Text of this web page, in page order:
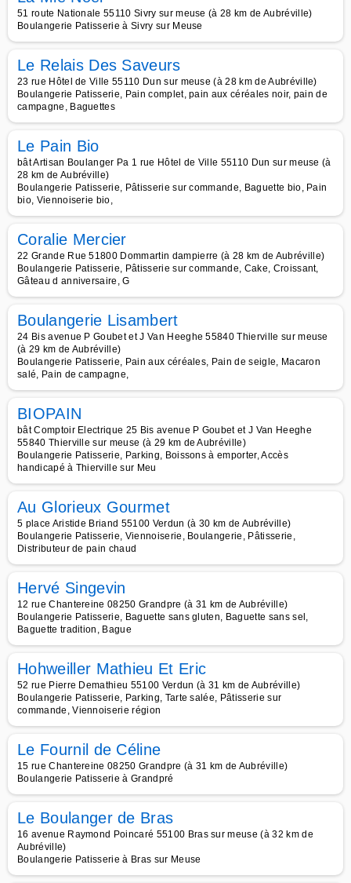
51 route Nationale 55110 Sivry sur meuse (à 28 km de Aubréville)
Boulangerie Patisserie à Sivry sur Meuse
Le Relais Des Saveurs
23 rue Hôtel de Ville 55110 Dun sur meuse (à 28 km de Aubréville)
Boulangerie Patisserie, Pain complet, pain aux céréales noir, pain de
campagne, Baguettes
Le Pain Bio
bât Artisan Boulanger Pa 1 rue Hôtel de Ville 55110 Dun sur meuse (à
28 km de Aubréville)
Boulangerie Patisserie, Pâtisserie sur commande, Baguette bio, Pain
bio, Viennoiserie bio,
Coralie Mercier
22 Grande Rue 51800 Dommartin dampierre (à 28 km de Aubréville)
Boulangerie Patisserie, Pâtisserie sur commande, Cake, Croissant,
Gâteau d anniversaire, G
Boulangerie Lisambert
24 Bis avenue P Goubet et J Van Heeghe 55840 Thierville sur meuse
(à 29 km de Aubréville)
Boulangerie Patisserie, Pain aux céréales, Pain de seigle, Macaron
salé, Pain de campagne,
BIOPAIN
bât Comptoir Electrique 25 Bis avenue P Goubet et J Van Heeghe
55840 Thierville sur meuse (à 29 km de Aubréville)
Boulangerie Patisserie, Parking, Boissons à emporter, Accès
handicapé à Thierville sur Meu
Au Glorieux Gourmet
5 place Aristide Briand 55100 Verdun (à 30 km de Aubréville)
Boulangerie Patisserie, Viennoiserie, Boulangerie, Pâtisserie,
Distributeur de pain chaud
Hervé Singevin
12 rue Chantereine 08250 Grandpre (à 31 km de Aubréville)
Boulangerie Patisserie, Baguette sans gluten, Baguette sans sel,
Baguette tradition, Bague
Hohweiller Mathieu Et Eric
52 rue Pierre Demathieu 55100 Verdun (à 31 km de Aubréville)
Boulangerie Patisserie, Parking, Tarte salée, Pâtisserie sur
commande, Viennoiserie région
Le Fournil de Céline
15 rue Chantereine 08250 Grandpre (à 31 km de Aubréville)
Boulangerie Patisserie à Grandpré
Le Boulanger de Bras
16 avenue Raymond Poincaré 55100 Bras sur meuse (à 32 km de
Aubréville)
Boulangerie Patisserie à Bras sur Meuse